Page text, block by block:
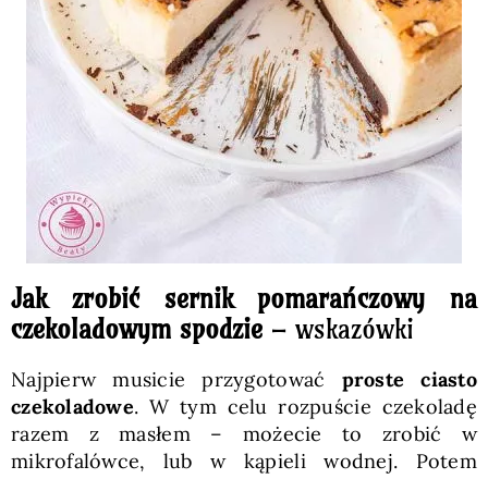
Jak zrobić sernik pomarańczowy na
czekoladowym spodzie– wskazówki
Najpierw musicie przygotować proste ciasto
czekoladowe. W tym celu rozpuście czekoladę
razem z masłem – możecie to zrobić w
mikrofalówce, lub w kąpieli wodnej. Potem